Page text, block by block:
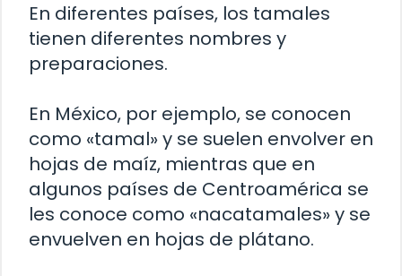
En diferentes países, los tamales
tienen diferentes nombres y
preparaciones.
En México, por ejemplo, se conocen
como «tamal» y se suelen envolver en
hojas de maíz, mientras que en
algunos países de Centroamérica se
les conoce como «nacatamales» y se
envuelven en hojas de plátano.